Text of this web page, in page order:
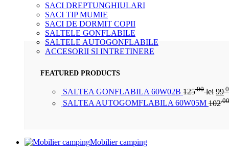
SACI DREPTUNGHIULARI
SACI TIP MUMIE
SACI DE DORMIT COPII
SALTELE GONFLABILE
SALTELE AUTOGONFLABILE
ACCESORII SI INTRETINERE
FEATURED PRODUCTS
SALTEA GONFLABILA 60W02B 125.00 lei 99
SALTEA AUTOGOMFLABILA 60W05M 102.00
Mobilier camping